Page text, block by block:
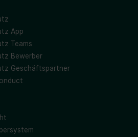
App
Teams
Bewerber
Geschäftspartner